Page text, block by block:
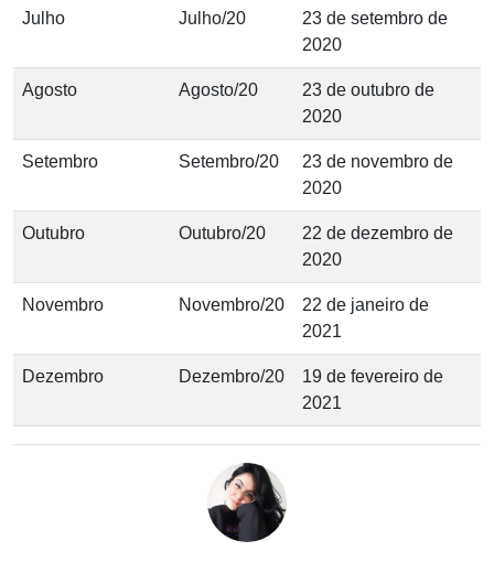
Julho Julho/20
23 de setembro de
2020
Agosto Agosto/20
23 de outubro de
2020
Setembro Setembro/20
23 de novembro de
2020
Outubro Outubro/20
22 de dezembro de
2020
​Novembro ​Novembro/20
​22 de janeiro de
2021
​Dezembro ​Dezembro/20
​19 de fevereiro de
2021